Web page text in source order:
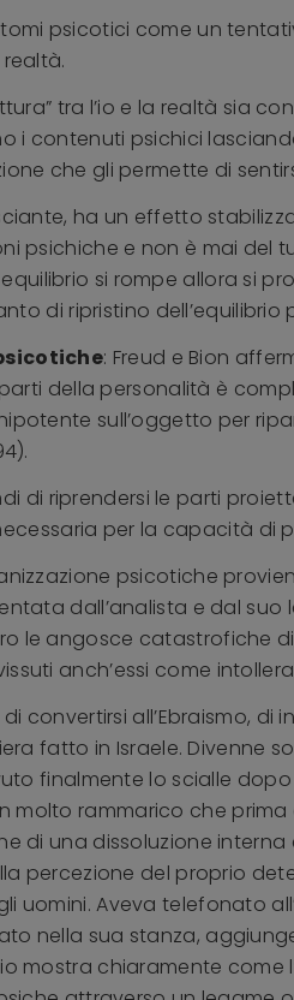
psicotici come un
tra l’io e la realtà sia
contenuti psichici
che gli permette di
ha un effetto
psichiche e non è mai del
si rompe allora si
di ripristino dell’equilibrio
: Freud e Bion
della personalità è
sull’oggetto per
di riprendersi le parti
per la capacità di
psicotiche
dall’analista e dal suo
le angosce catastrofiche
anch’essi come
convertirsi all’Ebraismo,
fatto in Israele. Divenne
finalmente lo scialle
molto rammarico che
di una dissoluzione
percezione del proprio
uomini. Aveva telefonato
nella sua stanza,
mostra chiaramente